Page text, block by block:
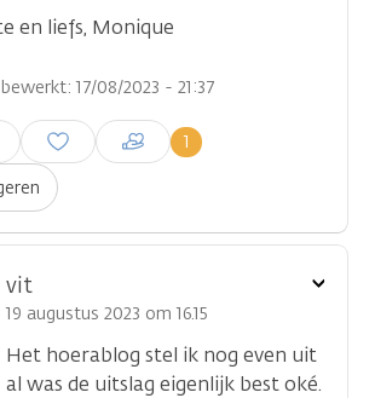
en liefs, Monique
17/08/2023 - 21:37
1
om een reactie te
vit
19 augustus 2023 om 16.15
Het hoerablog stel ik nog even uit
al was de uitslag eigenlijk best oké.
Toon